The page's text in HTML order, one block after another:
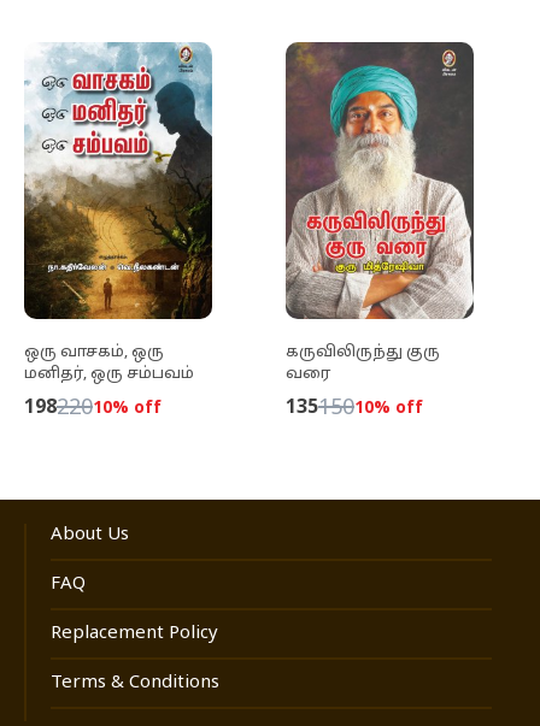
ஒரு வாசகம், ஒரு
மனிதர், ஒரு சம்பவம்
19822010% off
கருவிலிருந்து குரு
வரை
13515010% off
About Us
FAQ
Replacement Policy
Terms & Conditions